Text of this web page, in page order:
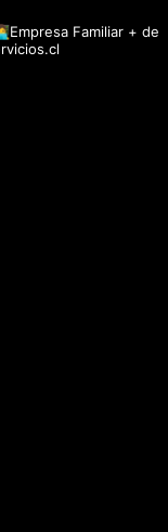
Familiar + de